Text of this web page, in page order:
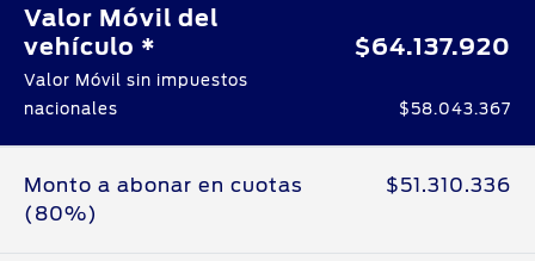
Valor Móvil del
vehículo *
$64.137.920
Valor Móvil sin impuestos
nacionales
$58.043.367
Monto a abonar en cuotas
(80%)
$51.310.336